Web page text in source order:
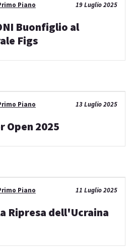
19 Luglio 2025
Piano
Buonfiglio al
Figs
13 Luglio 2025
Piano
Open 2025
11 Luglio 2025
Piano
Ripresa dell'Ucraina